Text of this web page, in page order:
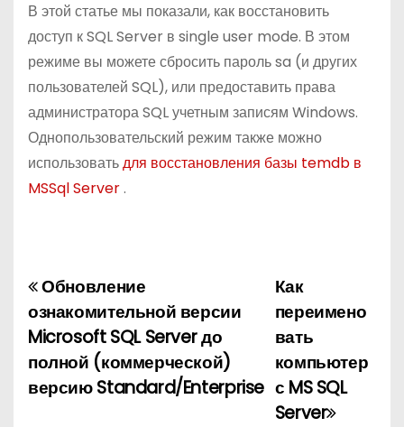
В этой статье мы показали, как восстановить
доступ к SQL Server в single user mode. В этом
режиме вы можете сбросить пароль sa (и других
пользователей SQL), или предоставить права
администратора SQL учетным записям Windows.
Однопользовательский режим также можно
использоватьдля восстановления базы temdb в
MSSql Server.
Н
а
в
Как
переимено
вать
компьютер
с MS SQL
Server
Обновление
ознакомительной версии
Microsoft SQL Server до
полной (коммерческой)
версию Standard/Enterprise